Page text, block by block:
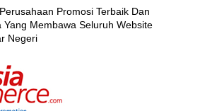
Promosi Terbaik Dan
Membawa Seluruh Website
Negeri